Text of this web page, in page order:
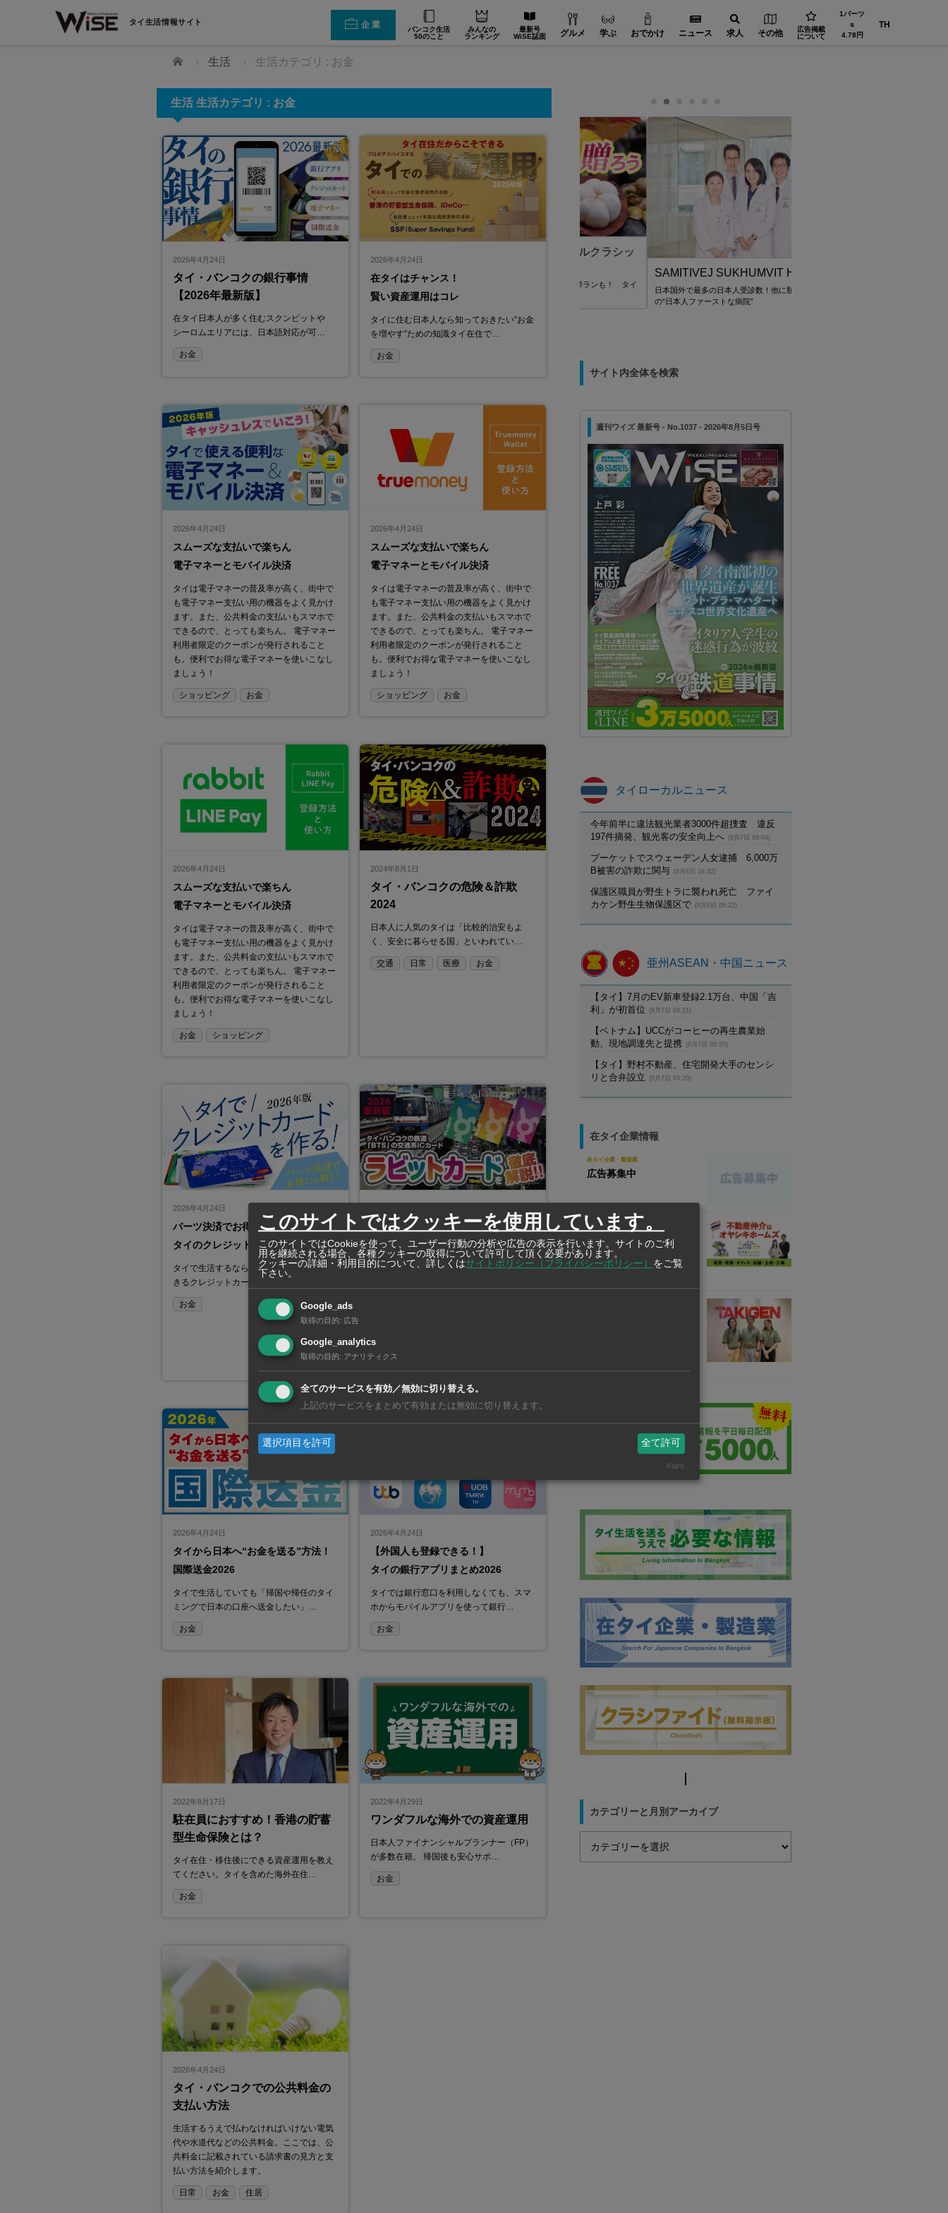
タイ生活情報サイト 企業
バンコク生活
50のこと
みんなの
ランキング
最新号
WiSE誌面
グルメ 学ぶ おでかけ ニュース 求人 その他
広告掲載
について
1バーツ
⇅
4.78円
TH
ホーム 生活 生活カテゴリ : お金
生活 生活カテゴリ : お金
2026年4月24日
タイ・バンコクの銀行事情
【2026年最新版】
在タイ日本人が多く住むスクンビットや
シーロムエリアには、日本語対応が可…
お金
2026年4月24日
在タイはチャンス！
賢い資産運用はコレ
タイに住む日本人なら知っておきたい“お金
を増やす”ための知識タイ在住で…
お金
2026年4月24日
スムーズな支払いで楽ちん
電子マネーとモバイル決済
タイは電子マネーの普及率が高く、街中で
も電子マネー支払い用の機器をよく見かけ
ます。また、公共料金の支払いもスマホで
できるので、とっても楽ちん。 電子マネー
利用者限定のクーポンが発行されること
も。便利でお得な電子マネーを使いこなし
ましょう！
ショッピング お金
2026年4月24日
スムーズな支払いで楽ちん
電子マネーとモバイル決済
タイは電子マネーの普及率が高く、街中で
も電子マネー支払い用の機器をよく見かけ
ます。また、公共料金の支払いもスマホで
できるので、とっても楽ちん。 電子マネー
利用者限定のクーポンが発行されること
も。便利でお得な電子マネーを使いこなし
ましょう！
ショッピング お金
2026年4月24日
スムーズな支払いで楽ちん
電子マネーとモバイル決済
タイは電子マネーの普及率が高く、街中で
も電子マネー支払い用の機器をよく見かけ
ます。また、公共料金の支払いもスマホで
できるので、とっても楽ちん。 電子マネー
利用者限定のクーポンが発行されること
も。便利でお得な電子マネーを使いこなし
ましょう！
お金 ショッピング
2024年8月1日
タイ・バンコクの危険＆詐欺
2024
日本人に人気のタイは「比較的治安もよ
く、安全に暮らせる国」といわれてい…
交通 日常 医療 お金
2026年4月24日
バーツ決済でお得!
タイのクレジットカードを作る
タイで生活するなら、タイバーツで決済で
きるクレジットカードが便利。買い…
お金
バンコクの高架鉄道BTS&ラ
ビットカードの使い方
ラビットカードは、日本のSuicaやPasmo
お金
2026年4月24日
タイから日本へ“お金を送る”方法！
国際送金2026
タイで生活していても「帰国や帰任のタイ
ミングで日本の口座へ送金したい」…
お金
2026年4月24日
【外国人も登録できる！】
タイの銀行アプリまとめ2026
タイでは銀行窓口を利用しなくても、スマ
ホからモバイルアプリを使って銀行…
お金
2022年8月17日
駐在員におすすめ！香港の貯蓄
型生命保険とは？
タイ在住・移住後にできる資産運用を教え
てください。タイを含めた海外在住…
お金
2022年4月29日
ワンダフルな海外での資産運用
日本人ファイナンシャルプランナー（FP）
が多数在籍。 帰国後も安心サポ…
お金
2026年4月24日
タイ・バンコクでの公共料金の
支払い方法
生活するうえで払わなければいけない電気
代や水道代などの公共料金。ここでは、公
共料金に記載されている請求書の見方と支
払い方法を紹介します。
日常 お金 住居
タイで生活する日本人のための携帯電話サービスなら！
ク）
マンゴーにマンゴスチン、自社栽培の洋ランも！ タイ
から新鮮なまま日本へお届け
SAMITIVEJ SUKHUMVIT HOSPITAL
日本国外で最多の日本人受診数！他に類を見ないほど
の“日本人ファーストな病院”
サイト内全体を検索
週刊ワイズ 最新号 - No.1037 - 2026年8月5日号
タイローカルニュース
今年前半に違法観光業者3000件超捜査 違反
197件摘発、観光客の安全向上へ
(8月7日 09:04)
プーケットでスウェーデン人女逮捕 6,000万
B被害の詐欺に関与
(8月6日 16:22)
保護区職員が野生トラに襲われ死亡 ファイ
カケン野生生物保護区で
(8月6日 09:22)
亜州ASEAN・中国ニュース
【タイ】7月のEV新車登録2.1万台、中国「吉
利」が初首位
(8月7日 09:21)
【ベトナム】UCCがコーヒーの再生農業始
動、現地調達先と提携
(8月7日 09:20)
【タイ】野村不動産、住宅開発大手のセンシ
リと合弁設立
(8月7日 09:20)
在タイ企業情報
在タイ企業・製造業
広告募集中
在タイ企業・製造業
OYASHIKI Home’s
Bangkok
（オヤシキホームズ バン
カテゴリーと月別アーカイブ
このサイトではクッキーを使用しています。
このサイトではCookieを使って、ユーザー行動の分析や広告の表示を行います。サイトのご利
用を継続される場合、各種クッキーの取得について許可して頂く必要があります。
クッキーの詳細・利用目的について、詳しくはサイトポリシー（プライバシーポリシー） をご覧
下さい。
Google_ads
取得の目的: 広告
Google_analytics
取得の目的: アナリティクス
全てのサービスを有効／無効に切り替える。
上記のサービスをまとめて有効または無効に切り替えます。
選択項目を許可 全て許可
Klaro